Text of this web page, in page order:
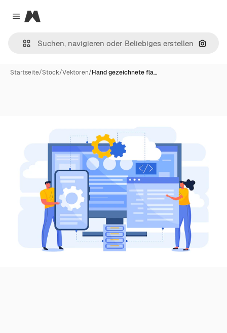
Close menu
Magnific
Nach
Startseite/Stock/Vektoren/Hand gezeichnete fla…